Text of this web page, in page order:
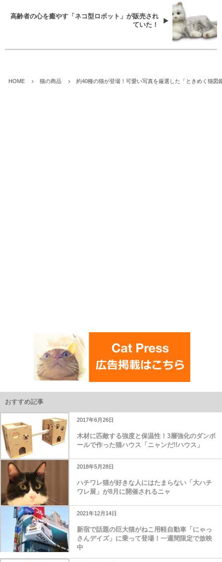
高齢者の心を癒やす「ネコ型ロボット」が販売され
ていた！
HOME 猫の商品 約40種の猫が登場！可愛い写真を厳選した「ときめく猫図
おすすめ記事
2017年6月26日
木材に匹敵する強度と保温性！3層強化のダンボ
ールで作った猫ハウス「ニャンだ!!ハウス」
2018年5月28日
ハチワレ猫が好きな人にはたまらない「大ハチ
ワレ展」が8月に開催されるニャ
2021年12月14日
新宿で話題の巨大猫がねこ用軽自動車「にゃっ
さんデイズ」に乗って登場！一週間限定で放映
中